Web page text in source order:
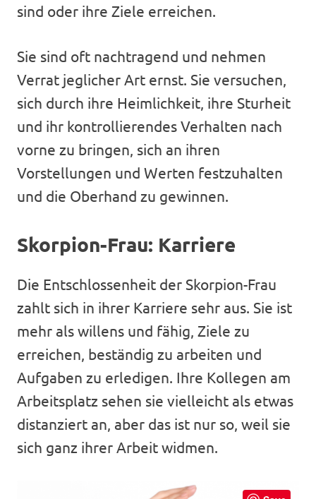
sind oder ihre Ziele erreichen.
Sie sind oft nachtragend und nehmen
Verrat jeglicher Art ernst. Sie versuchen,
sich durch ihre Heimlichkeit, ihre Sturheit
und ihr kontrollierendes Verhalten nach
vorne zu bringen, sich an ihren
Vorstellungen und Werten festzuhalten
und die Oberhand zu gewinnen.
Skorpion-Frau: Karriere
Die Entschlossenheit der Skorpion-Frau
zahlt sich in ihrer Karriere sehr aus. Sie ist
mehr als willens und fähig, Ziele zu
erreichen, beständig zu arbeiten und
Aufgaben zu erledigen. Ihre Kollegen am
Arbeitsplatz sehen sie vielleicht als etwas
distanziert an, aber das ist nur so, weil sie
sich ganz ihrer Arbeit widmen.